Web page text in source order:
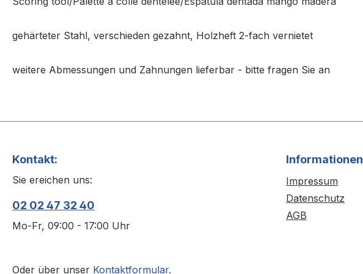
gehärteter Stahl, verschieden gezahnt, Holzheft 2-fach vernietet
weitere Abmessungen und Zahnungen lieferbar - bitte fragen Sie an
Kontakt:
Sie ereichen uns:
02 02 47 32 40
Mo-Fr, 09:00 - 17:00 Uhr
Oder über unser Kontaktformular.
Informationen
Impressum
Datenschutz
AGB